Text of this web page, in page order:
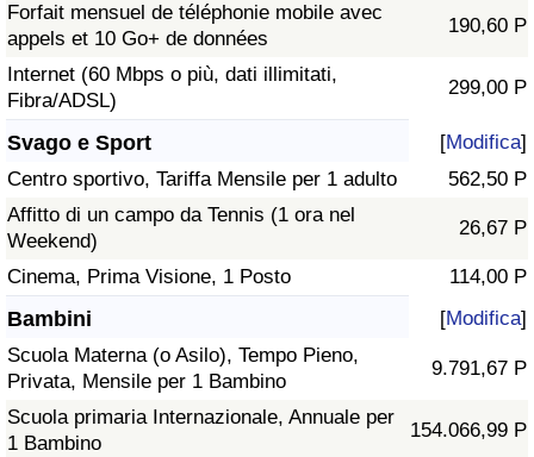
Forfait mensuel de téléphonie mobile avec
appels et 10 Go+ de données
190,60 P
Internet (60 Mbps o più, dati illimitati,
Fibra/ADSL)
299,00 P
Svago e Sport [Modifica]
Centro sportivo, Tariffa Mensile per 1 adulto
562,50 P
Affitto di un campo da Tennis (1 ora nel
Weekend)
26,67 P
Cinema, Prima Visione, 1 Posto 114,00 P
Bambini [Modifica]
Scuola Materna (o Asilo), Tempo Pieno,
Privata, Mensile per 1 Bambino
9.791,67 P
Scuola primaria Internazionale, Annuale per
1 Bambino
154.066,99 P